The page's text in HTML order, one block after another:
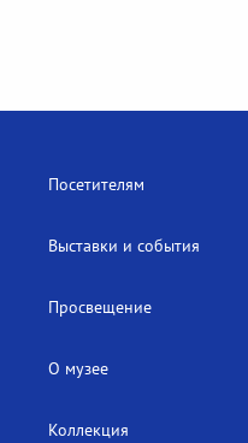
Посетителям
Выставки и события
Просвещение
О музее
Коллекция